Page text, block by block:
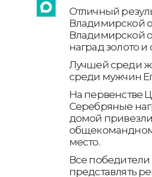
Отличный
Владимирской
Владимирской
наград золото и
Лучшей среди
среди мужчин
На первенстве
Серебряные
домой
общекомандном
место.
Все
представлять